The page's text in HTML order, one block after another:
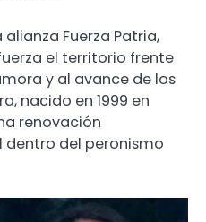
Fuerza Patria,
el territorio frente
y al avance de los
nacido en 1999 en
renovación
del peronismo